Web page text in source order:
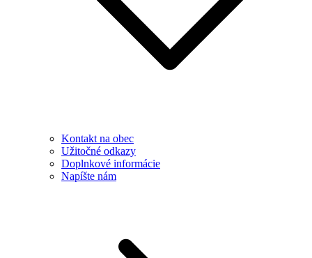
Kontakt na obec
Užitočné odkazy
Doplnkové informácie
Napíšte nám